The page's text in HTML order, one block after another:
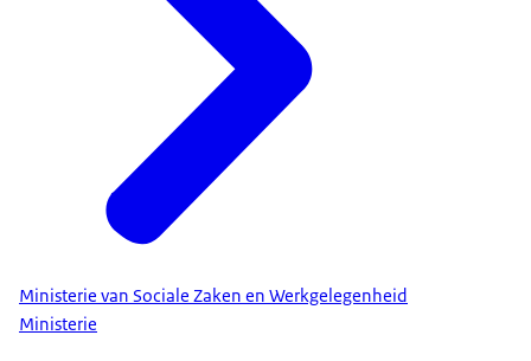
Ministerie van Sociale Zaken en Werkgelegenheid
Ministerie